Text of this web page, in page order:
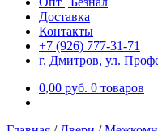
Доставка
Контакты
+7 (926) 777-31-71
г. Дмитров, ул.
0,00 руб. 0 товаров